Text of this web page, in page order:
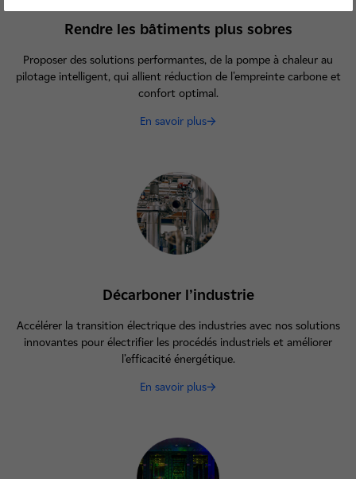
Rendre les bâtiments plus sobres
Proposer des solutions performantes, de la pompe à chaleur au
pilotage intelligent, qui allient réduction de l'empreinte carbone et
confort optimal.
En savoir plus
Décarboner l’industrie
Accélérer la transition électrique des industries avec nos solutions
innovantes pour électrifier les procédés industriels et améliorer
l’efficacité énergétique.
En savoir plus